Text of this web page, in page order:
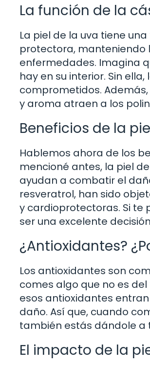
La función de la
La piel de la uva tiene
protectora, manteniendo
enfermedades. Imagina
hay en su interior. Sin
comprometidos.
y aroma atraen a los
Beneficios de la
Hablemos ahora de los
mencioné antes, la piel
ayudan a combatir el
resveratrol, han sido
y cardioprotectoras. Si te
ser una excelente
¿Antioxidantes?
Los antioxidantes son
comes algo que no es
esos antioxidantes
daño. Así que, cuando
también estás dándole a
El impacto de la